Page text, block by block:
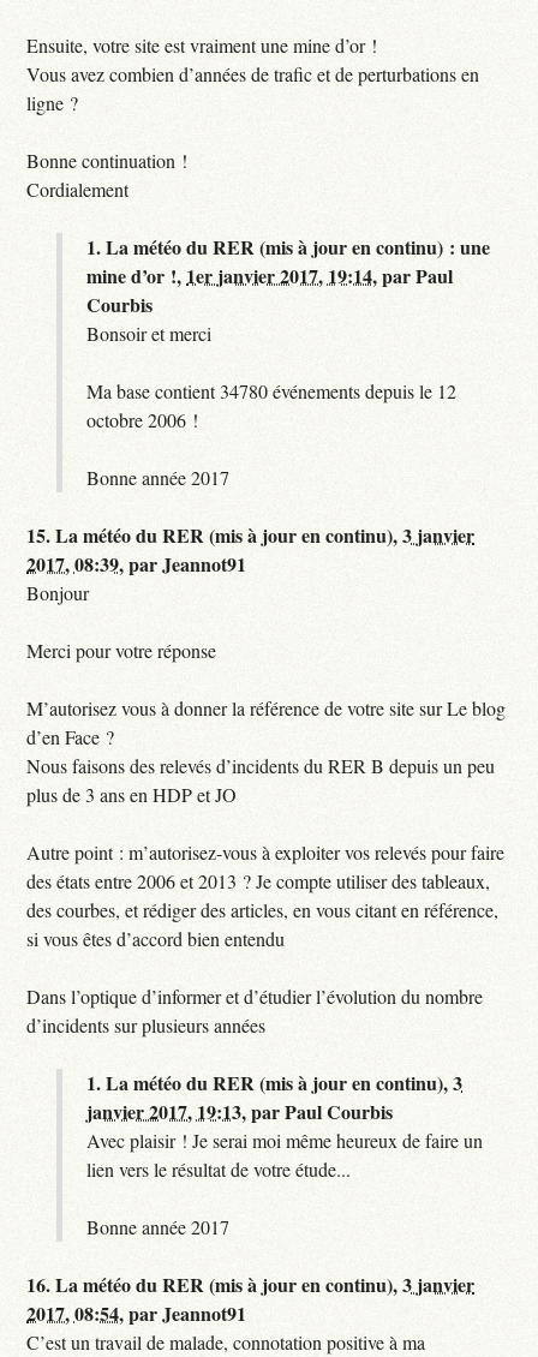
Ensuite, votre site est vraiment une mine d’or !
Vous avez combien d’années de trafic et de perturbations en
ligne ?
Bonne continuation !
Cordialement
1.La météo du RER (mis à jour en continu) : une
mine d’or !, 1er janvier 2017, 19:14,parPaul
Courbis
Bonsoir et merci
Ma base contient 34780 événements depuis le 12
octobre 2006 !
Bonne année 2017
15.La météo du RER (mis à jour en continu),3 janvier
2017, 08:39,parJeannot91
Bonjour
Merci pour votre réponse
M’autorisez vous à donner la référence de votre site sur Le blog
d’en Face ?
Nous faisons des relevés d’incidents du RER B depuis un peu
plus de 3 ans en HDP et JO
Autre point : m’autorisez-vous à exploiter vos relevés pour faire
des états entre 2006 et 2013 ? Je compte utiliser des tableaux,
des courbes, et rédiger des articles, en vous citant en référence,
si vous êtes d’accord bien entendu
Dans l’optique d’informer et d’étudier l’évolution du nombre
d’incidents sur plusieurs années
1.La météo du RER (mis à jour en continu),3
janvier 2017, 19:13,parPaul Courbis
Avec plaisir ! Je serai moi même heureux de faire un
lien vers le résultat de votre étude...
Bonne année 2017
16.La météo du RER (mis à jour en continu),3 janvier
2017, 08:54,parJeannot91
C’est un travail de malade, connotation positive à ma